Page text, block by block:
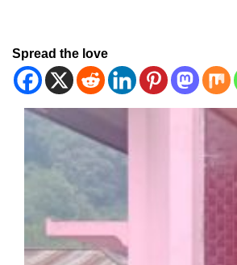
Spread the love